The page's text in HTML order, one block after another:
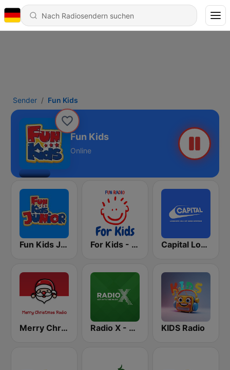
Sender Fun Kids
Fun Kids
Online
Fun Kids Junior For Kids - Kids Bop Capital London
Merry Christmas Radio Radio X - London KIDS Radio